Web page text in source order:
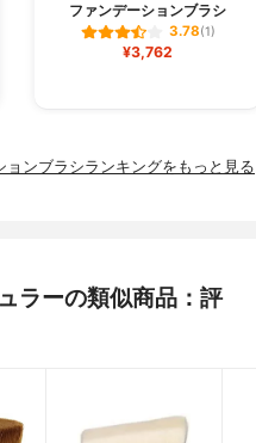
ファンデーションブラシ
3.78(1)
¥3,762
ョンブラシランキングをもっと見る
ラーの類似商品：評